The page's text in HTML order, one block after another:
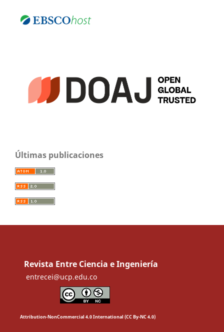
Últimas publicaciones
Revista Entre Ciencia e Ingeniería
entrecei@ucp.edu.co
Attribution-NonCommercial 4.0 International (CC By-NC 4.0)